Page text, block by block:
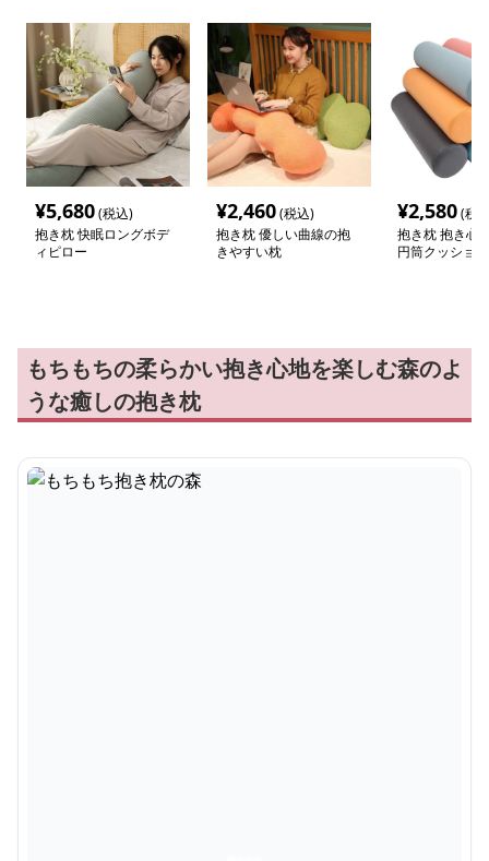
¥5,680(税込)
抱き枕 快眠ロングボデ
ィピロー
¥2,460(税込)
抱き枕 優しい曲線の抱
きやすい枕
¥2,580(税
抱き枕 抱き心
円筒クッション
もちもちの柔らかい抱き心地を楽しむ森のよ
うな癒しの抱き枕